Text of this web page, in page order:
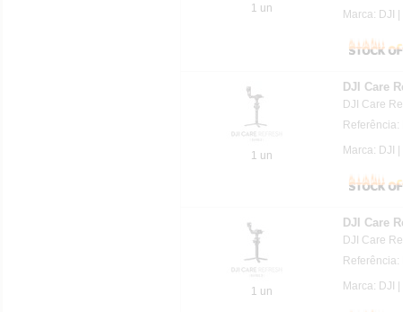
1 un
Marca: DJI |
1 un
DJI Care
DJI Care
Marca: DJI |
1 un
DJI Care
DJI Care
Marca: DJI |